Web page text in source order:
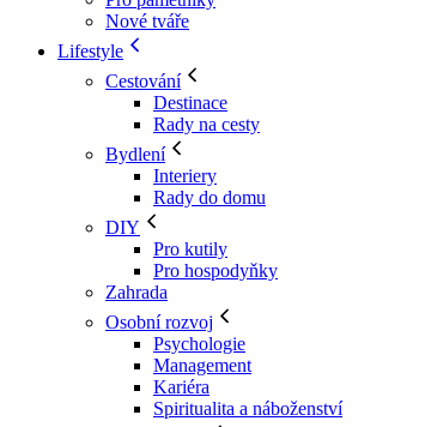
Nové tváře
Lifestyle
Cestování
Destinace
Rady na cesty
Bydlení
Interiery
Rady do domu
DIY
Pro kutily
Pro hospodyňky
Zahrada
Osobní rozvoj
Psychologie
Management
Kariéra
Spiritualita a náboženství